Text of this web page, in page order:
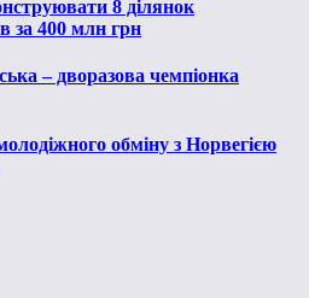
8 ділянок
за 400 млн грн
– дворазова чемпіонка
обміну з Норвегією